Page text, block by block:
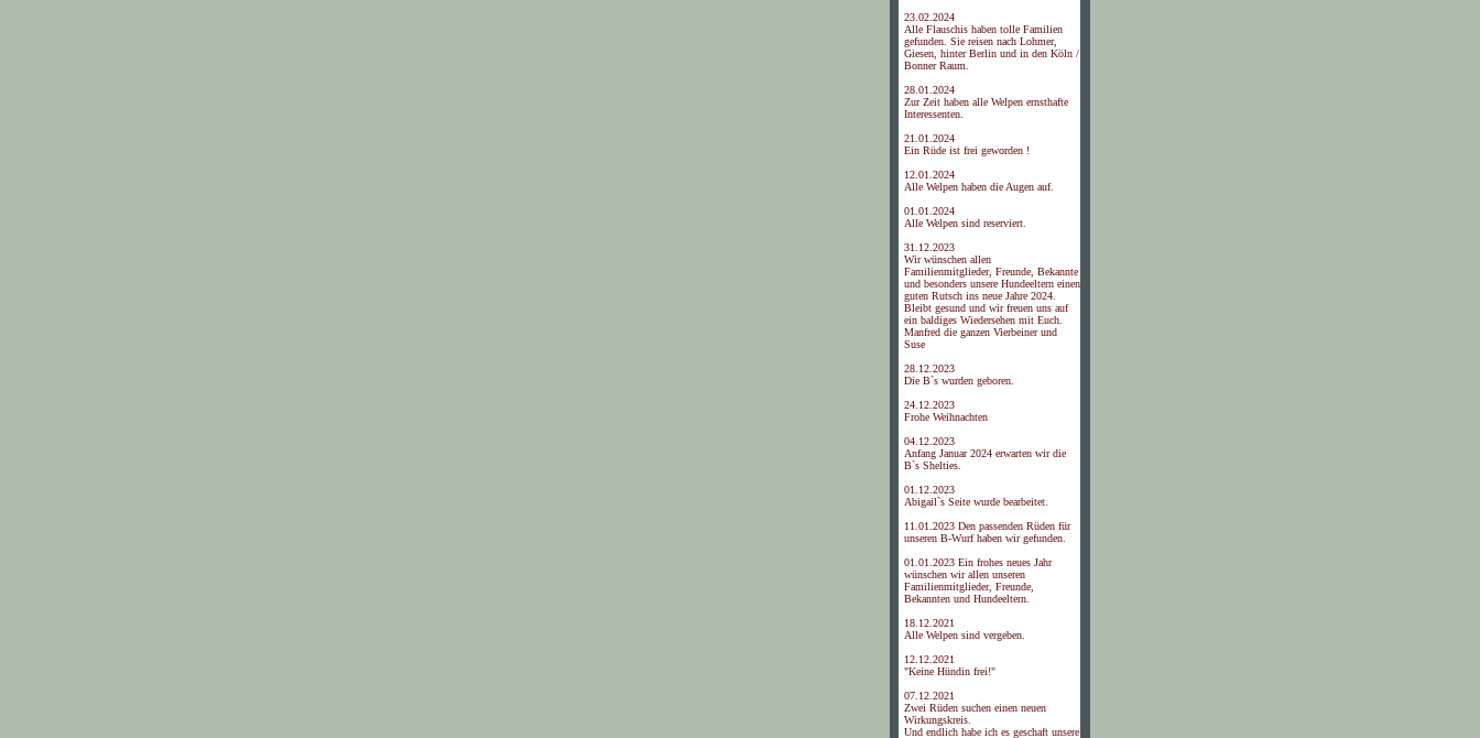
23.02.2024
Alle Flauschis haben tolle Familien
gefunden. Sie reisen nach Lohmer,
Giesen, hinter Berlin und in den Köln /
Bonner Raum.
28.01.2024
Zur Zeit haben alle Welpen ernsthafte
Interessenten.
21.01.2024
Ein Rüde ist frei geworden !
12.01.2024
Alle Welpen haben die Augen auf.
01.01.2024
Alle Welpen sind reserviert.
31.12.2023
Wir wünschen allen
Familienmitglieder, Freunde, Bekannte
und besonders unsere Hundeeltern einen
guten Rutsch ins neue Jahre 2024.
Bleibt gesund und wir freuen uns auf
ein baldiges Wiedersehen mit Euch.
Manfred die ganzen Vierbeiner und
Suse
28.12.2023
Die B`s wurden geboren.
24.12.2023
Frohe Weihnachten
04.12.2023
Anfang Januar 2024 erwarten wir die
B`s Shelties.
01.12.2023
Abigail`s Seite wurde bearbeitet.
11.01.2023 Den passenden Rüden für
unseren B-Wurf haben wir gefunden.
01.01.2023 Ein frohes neues Jahr
wünschen wir allen unseren
Familienmitglieder, Freunde,
Bekannten und Hundeeltern.
18.12.2021
Alle Welpen sind vergeben.
12.12.2021
"Keine Hündin frei!"
07.12.2021
Zwei Rüden suchen einen neuen
Wirkungskreis.
Und endlich habe ich es geschaft unsere